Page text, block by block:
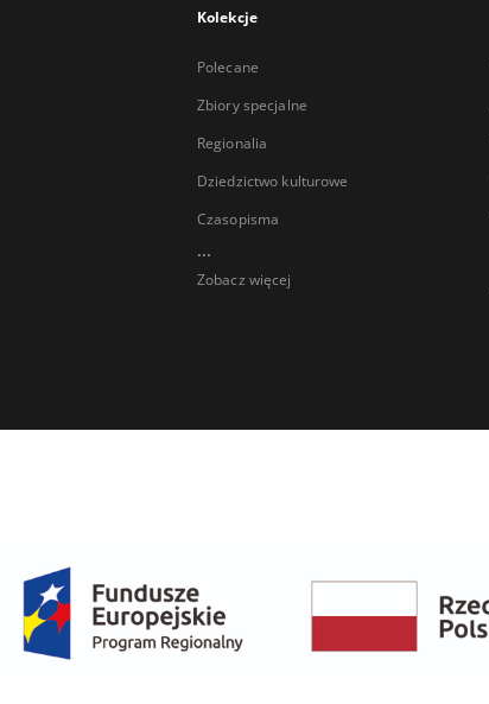
Kolekcje
Polecane
Zbiory specjalne
Regionalia
Dziedzictwo kulturowe
Czasopisma
...
Zobacz więcej